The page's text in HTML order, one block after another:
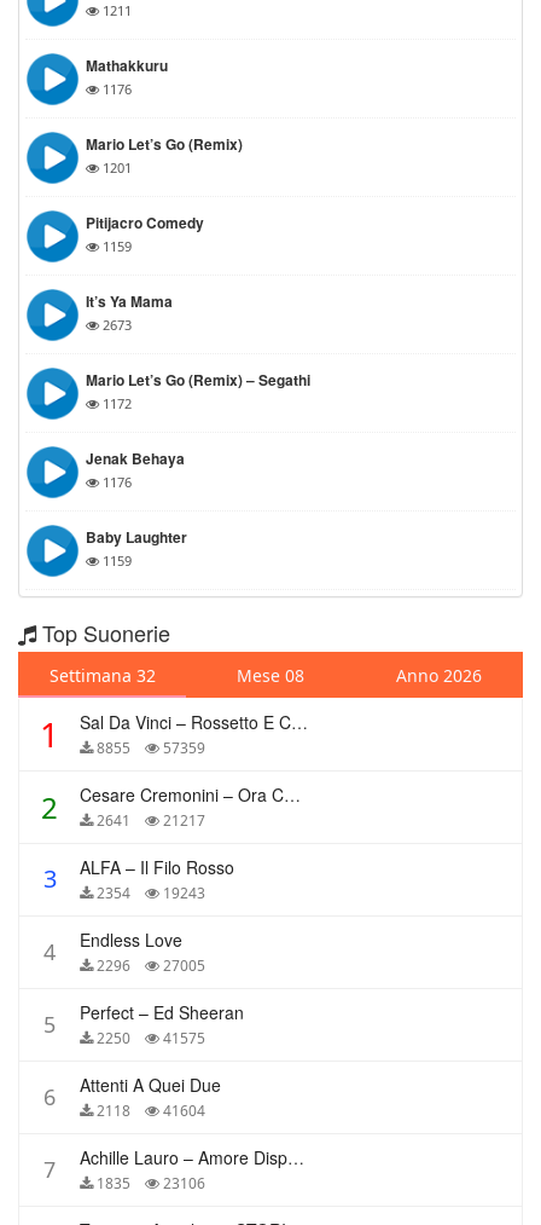
1211
Mathakkuru
1176
Mario Let’s Go (Remix)
1201
Pitijacro Comedy
1159
It’s Ya Mama
2673
Mario Let’s Go (Remix) – Segathi
1172
Jenak Behaya
1176
Baby Laughter
1159
Top Suonerie
Settimana 32 Mese 08 Anno 2026
1 Sal Da Vinci – Rossetto E Caffè
8855 57359
2 Cesare Cremonini – Ora Che Non Ho Più Te
2641 21217
3 ALFA – Il Filo Rosso
2354 19243
4 Endless Love
2296 27005
5 Perfect – Ed Sheeran
2250 41575
6 Attenti A Quei Due
2118 41604
7 Achille Lauro – Amore Disperato
1835 23106